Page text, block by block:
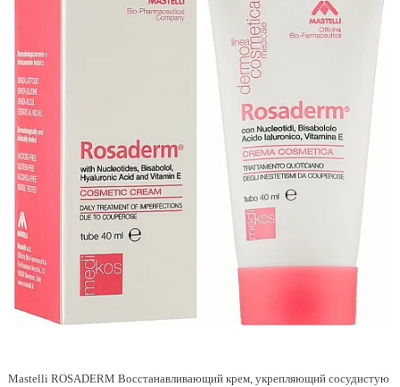
Mastelli ROSADERM Восстанавливающий крем, укрепляющий сосудистую